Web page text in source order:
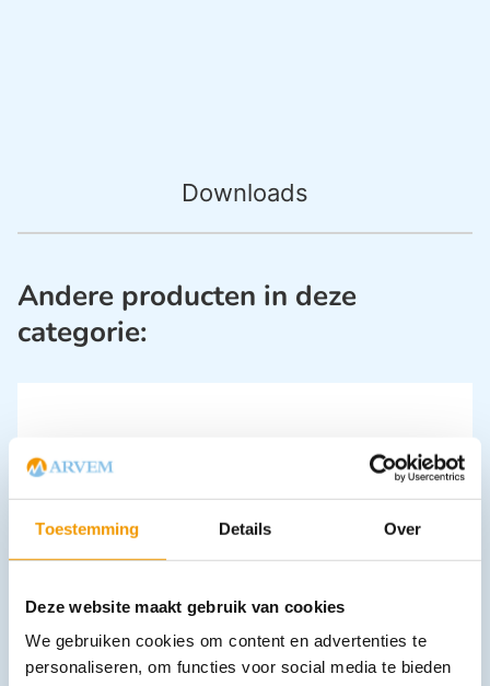
Toestemming Details Over
Deze website maakt gebruik van cookies
We gebruiken cookies om content en advertenties te
personaliseren, om functies voor social media te bieden
Downloads
Andere producten in deze
categorie:
14 excl. btw
In winkelwagen